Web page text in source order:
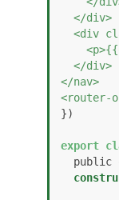
</nav>
<router-
})
export